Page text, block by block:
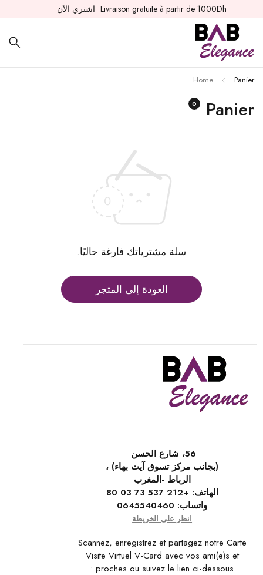
Livraison gratuite à partir de 1000Dh اشتري الآن
Panier
0
Home Panier
سلة مشترياتك فارغة حاليًا.
العودة إلى المتجر
56، شارع الحسن
(بجانب مركز تسوق آيت بهاء) ،
الرباط -المغرب
الهاتف: +212 537 73 03 80
واتساب: 0645540460
انظر على الخريطة
Scannez, enregistrez et partagez notre Carte
Visite Virtuel V-Card avec vos ami(e)s et
proches ou suivez le lien ci-dessous :